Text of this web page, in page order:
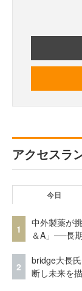
アクセスラ
今日
1
中外製薬が
＆A」──長
2
bridge大長
断し未来を